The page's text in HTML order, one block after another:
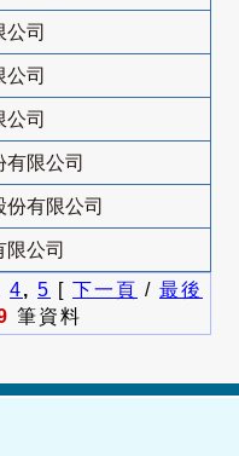
司
司
司
有限公司
有限公司
限公司
4, 5 [ 下一頁 / 最後
筆資料